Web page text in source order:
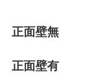
正面壁無
正面壁有